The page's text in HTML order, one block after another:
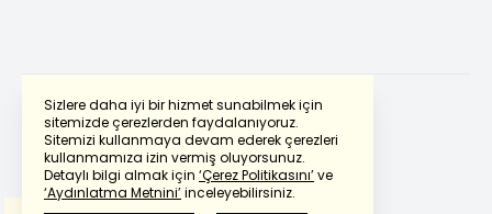
Sizlere daha iyi bir hizmet sunabilmek için
sitemizde çerezlerden faydalanıyoruz.
Sitemizi kullanmaya devam ederek çerezleri
kullanmamıza izin vermiş oluyorsunuz.
Detaylı bilgi almak için ‘Çerez Politikasını’ve
‘Aydınlatma Metnini’inceleyebilirsiniz.
Powered by Translate